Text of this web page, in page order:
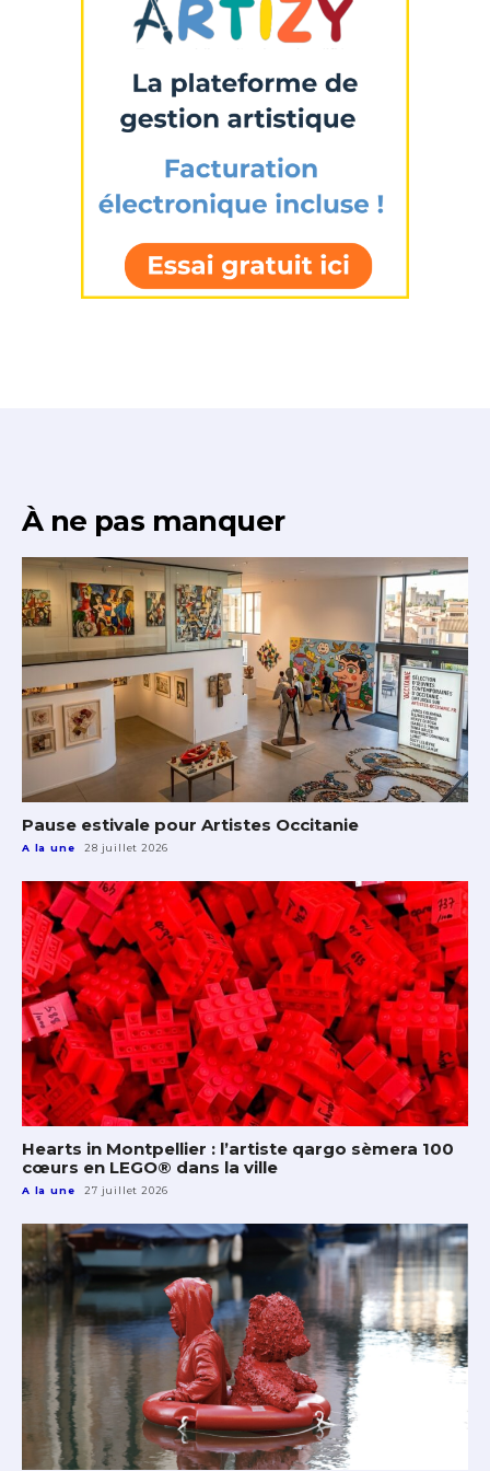
À ne pas manquer
Pause estivale pour Artistes Occitanie
A la une 28 juillet 2026
Hearts in Montpellier : l’artiste qargo sèmera 100
cœurs en LEGO® dans la ville
A la une 27 juillet 2026